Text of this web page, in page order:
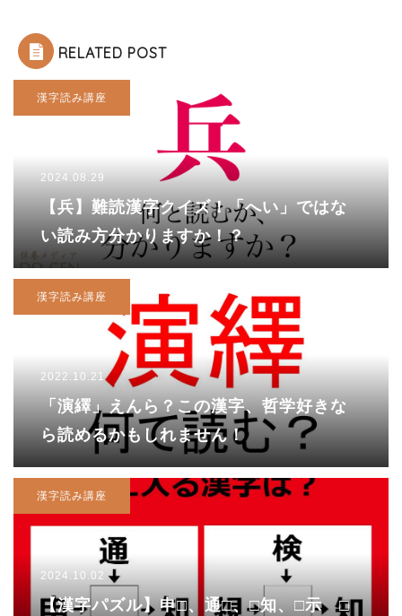
RELATED POST
漢字読み講座
2024.08.29
【兵】難読漢字クイズ！「へい」ではな
い読み方分かりますか！？
漢字読み講座
2022.10.21
「演繹」えんら？この漢字、哲学好きな
ら読めるかもしれません！
漢字読み講座
2024.10.02
【漢字パズル】申□、通□、□知、□示 □